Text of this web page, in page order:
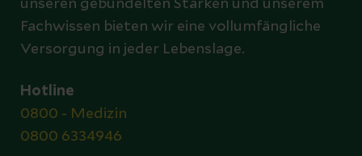
unseren gebündelten Stärken und unserem
Fachwissen bieten wir eine vollumfängliche
Versorgung in jeder Lebenslage.
Hotline
0800 - Medizin
0800 6334946